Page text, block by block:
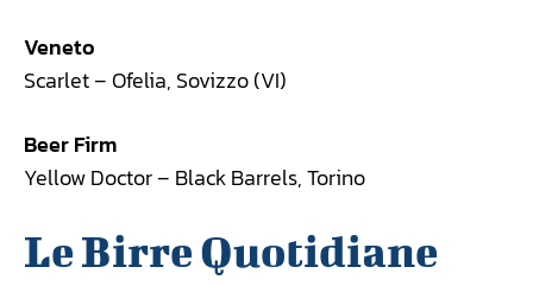
Veneto
Scarlet – Ofelia, Sovizzo (VI)
Beer Firm
Yellow Doctor – Black Barrels, Torino
Le Birre Quotidiane